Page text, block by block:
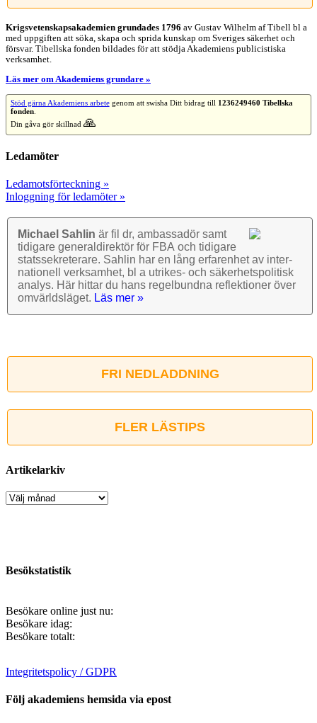
Krigsvetenskap­sakademien grundades 1796 av Gustav Wilhelm af Tibell bl a
med uppgiften att söka, skapa och sprida kunskap om Sveriges säkerhet och
försvar. Tibellska fonden bildades för att stödja Akademiens publicistiska
verksamhet.
Läs mer om Akademiens grundare »
Stöd gärna Akademiens arbetegenom att swisha Ditt bidrag till 1236249460 Tibellska
fonden.
Din gåva gör skillnad 🙏
Ledamöter
Ledamotsförteckning »
Inloggning för ledamöter »
Michael Sahlin är fil dr, ambassadör samt
tidigare general­direktör för FBA och tidigare
stats­sekre­terare. Sahlin har en lång erfarenhet av inter­
nationell verk­samhet, bl a utrikes- och säkerhets­politisk
analys. Här hittar du hans regel­bundna reflek­tioner över
omvärlds­läget. Läs mer »
FRI NEDLADDNING
FLER LÄSTIPS
Artikelarkiv
Artikelarkiv
Besökstatistik
Besökare online just nu:
Besökare idag:
Besökare totalt:
Integritetspolicy / GDPR
Följ akademiens hemsida via epost